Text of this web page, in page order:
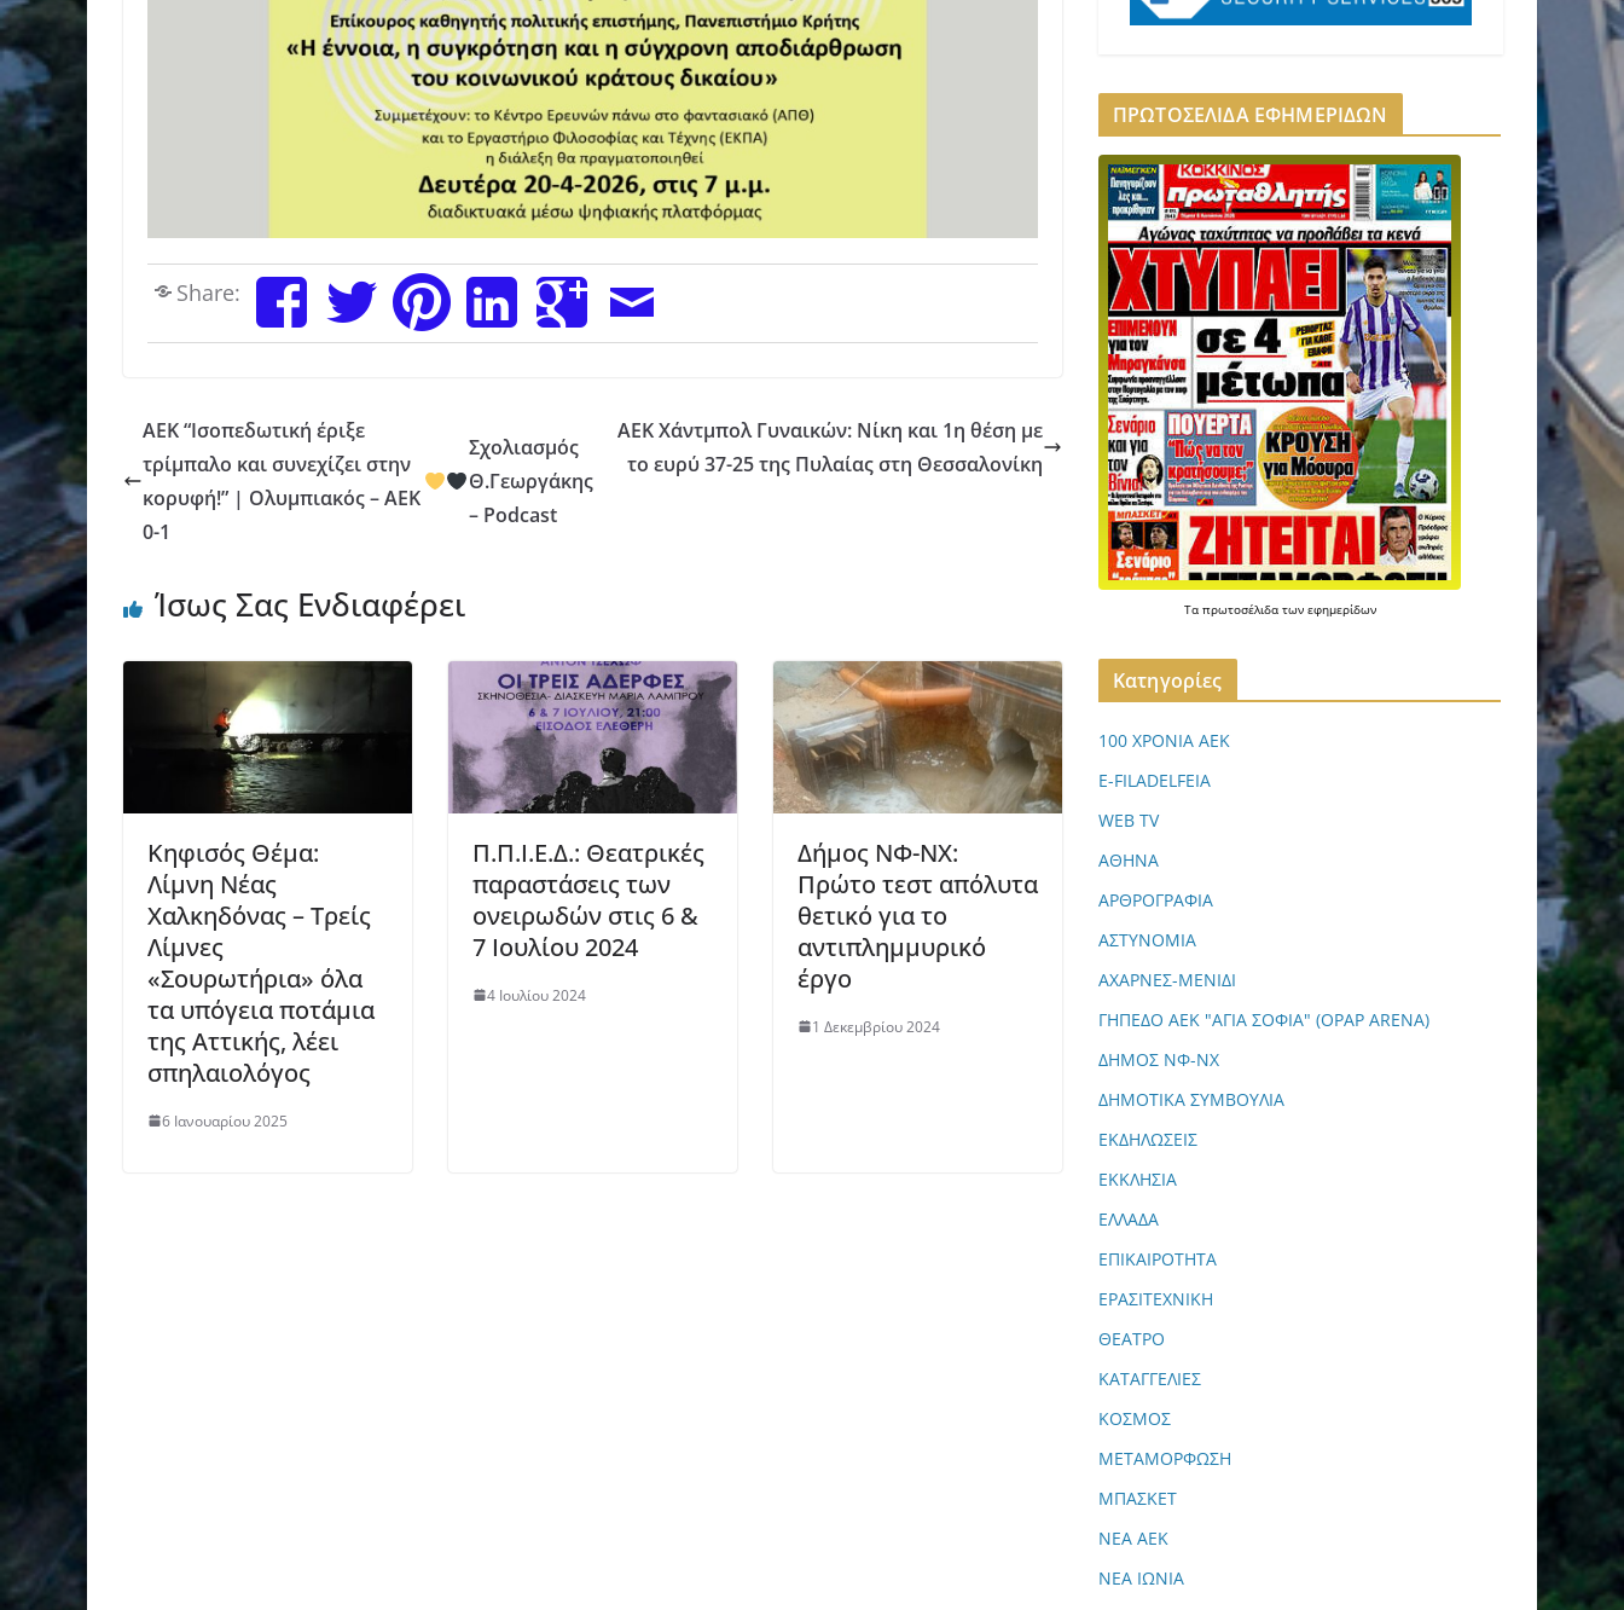
Share:
ΑΕΚ “Ισοπεδωτική έριξε
τρίμπαλο και συνεχίζει στην
κορυφή!” | Ολυμπιακός – ΑΕΚ
0-1
Σχολιασμός
Θ.Γεωργάκης
– Podcast
ΑΕΚ Χάντμπολ Γυναικών: Νίκη και 1η θέση με
το ευρύ 37-25 της Πυλαίας στη Θεσσαλονίκη
Ίσως Σας Ενδιαφέρει
Κηφισός Θέμα:
Λίμνη Νέας
Χαλκηδόνας – Τρείς
Λίμνες
«Σουρωτήρια» όλα
τα υπόγεια ποτάμια
της Αττικής, λέει
σπηλαιολόγος
6 Ιανουαρίου 2025
Π.Π.Ι.Ε.Δ.: Θεατρικές
παραστάσεις των
ονειρωδών στις 6 &
7 Ιουλίου 2024
4 Ιουλίου 2024
Δήμος ΝΦ-ΝΧ:
Πρώτο τεστ απόλυτα
θετικό για το
αντιπλημμυρικό
έργο
1 Δεκεμβρίου 2024
ΠΡΩΤΟΣΕΛΙΔΑ ΕΦΗΜΕΡΙΔΩΝ
Τα πρωτοσέλιδα των εφημερίδων
Kατηγορίες
100 ΧΡΟΝΙΑ ΑΕΚ
E-FILADELFEIA
WEB TV
ΑΘΗΝΑ
ΑΡΘΡΟΓΡΑΦΙΑ
ΑΣΤΥΝΟΜΙΑ
ΑΧΑΡΝΕΣ-ΜΕΝΙΔΙ
ΓΗΠΕΔΟ ΑΕΚ "ΑΓΙΑ ΣΟΦΙΑ" (OPAP ARENA)
ΔΗΜΟΣ ΝΦ-ΝΧ
ΔΗΜΟΤΙΚΑ ΣΥΜΒΟΥΛΙΑ
ΕΚΔΗΛΩΣΕΙΣ
ΕΚΚΛΗΣΙΑ
ΕΛΛΑΔΑ
ΕΠΙΚΑΙΡΟΤΗΤΑ
ΕΡΑΣΙΤΕΧΝΙΚΗ
ΘΕΑΤΡΟ
ΚΑΤΑΓΓΕΛΙΕΣ
ΚΟΣΜΟΣ
ΜΕΤΑΜΟΡΦΩΣΗ
ΜΠΑΣΚΕΤ
ΝΕΑ ΑΕΚ
ΝΕΑ ΙΩΝΙΑ